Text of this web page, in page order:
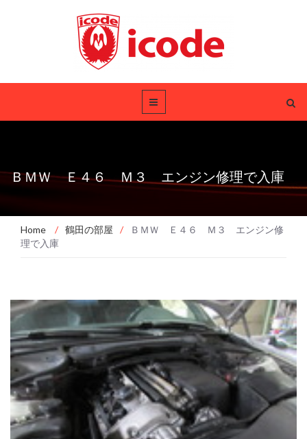
ＢＭＷ Ｅ４６ Ｍ３ エンジン修理で入庫
Home / 鶴田の部屋 /
ＢＭＷ Ｅ４６ Ｍ３ エンジン修
理で入庫